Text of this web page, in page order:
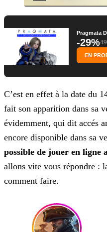
Pragmata
-29%
EN
C’est en effet à la date du
fait son apparition dans sa
évidemment, qui dit accés
encore disponible dans sa
possible de jouer en ligne
allons vite vous répondre :
comment faire.